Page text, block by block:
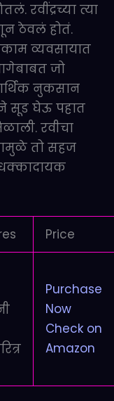
रवींद्रच्या त्या
ठेवलं होतं.
व्यवसायात
जो
नुकसान
सूड घेऊ पहात
रवीचा
तो सहज
धक्कादायक
Price
Purchase
Now
Check on
Amazon